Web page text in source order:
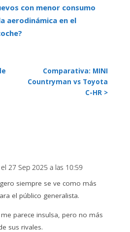
con menor consumo
aerodinámica en el
Comparativa: MINI
Countryman vs Toyota
C-HR >
el 27 Sep 2025 a las 10:59
siempre se ve como más
el público generalista.
parece insulsa, pero no más
sus rivales.